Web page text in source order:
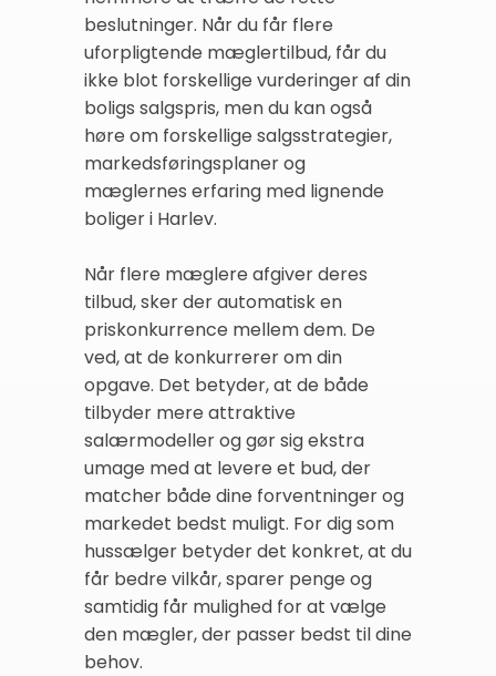
beslutninger. Når du får flere
uforpligtende mæglertilbud, får du
ikke blot forskellige vurderinger af din
boligs salgspris, men du kan også
høre om forskellige salgsstrategier,
markedsføringsplaner og
mæglernes erfaring med lignende
boliger i Harlev.
Når flere mæglere afgiver deres
tilbud, sker der automatisk en
priskonkurrence mellem dem. De
ved, at de konkurrerer om din
opgave. Det betyder, at de både
tilbyder mere attraktive
salærmodeller og gør sig ekstra
umage med at levere et bud, der
matcher både dine forventninger og
markedet bedst muligt. For dig som
hussælger betyder det konkret, at du
får bedre vilkår, sparer penge og
samtidig får mulighed for at vælge
den mægler, der passer bedst til dine
behov.